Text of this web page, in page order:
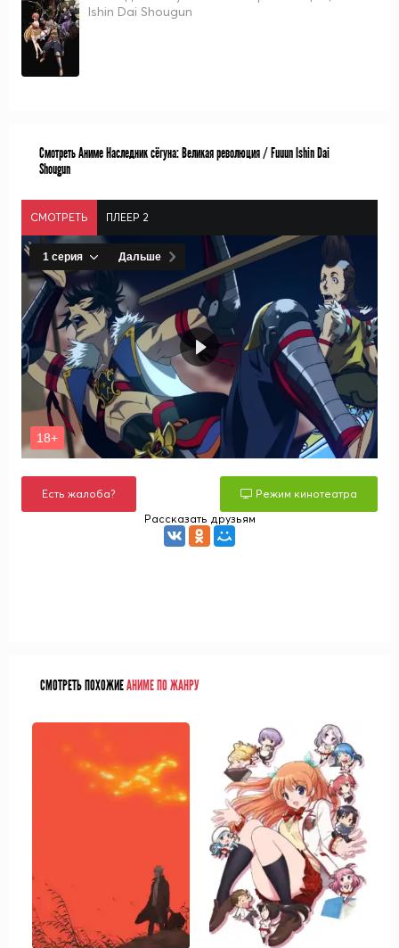
Ishin Dai Shougun
Смотреть Аниме Наследник сёгуна: Великая революция / Fuuun Ishin Dai
Shougun
СМОТРЕТЬ ПЛЕЕР 2
Есть жалоба?
Режим кинотеатра
Рассказать друзьям
СМОТРЕТЬ ПОХОЖИЕАНИМЕ ПО ЖАНРУ